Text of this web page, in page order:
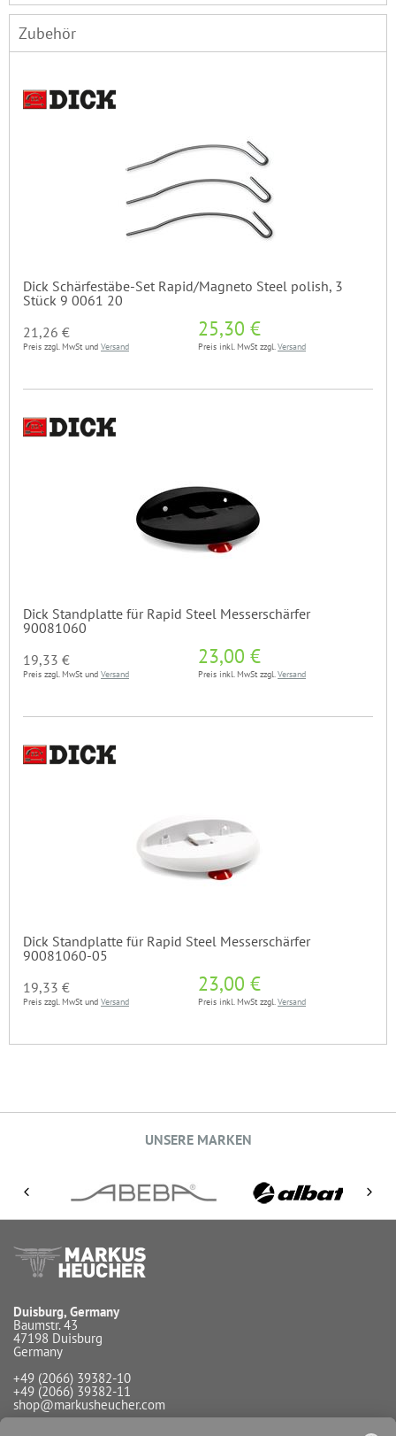
Zubehör
Dick Schärfestäbe-Set Rapid/Magneto Steel polish, 3
Stück 9 0061 20
21,26 €
Preis zzgl. MwSt und Versand
25,30 €
Preis inkl. MwSt zzgl.Versand
Dick Standplatte für Rapid Steel Messerschärfer
90081060
19,33 €
Preis zzgl. MwSt und Versand
23,00 €
Preis inkl. MwSt zzgl.Versand
Dick Standplatte für Rapid Steel Messerschärfer
90081060-05
19,33 €
Preis zzgl. MwSt und Versand
23,00 €
Preis inkl. MwSt zzgl.Versand
UNSERE MARKEN
Duisburg, Germany
Baumstr. 43
47198 Duisburg
Germany
+49 (2066) 39382-10
+49 (2066) 39382-11
shop@markusheucher.com